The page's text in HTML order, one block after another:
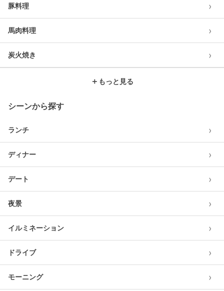
豚料理 ›
馬肉料理 ›
炭火焼き ›
＋ もっと見る
シーンから探す
ランチ ›
ディナー ›
デート ›
夜景 ›
イルミネーション ›
ドライブ ›
モーニング ›